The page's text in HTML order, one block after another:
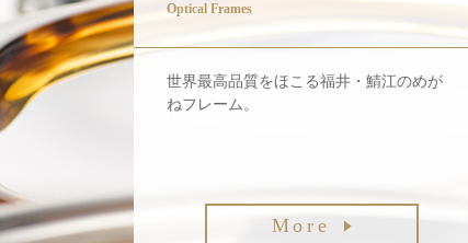
Optical Frames
世界最高品質をほこる福井・鯖江のめが
ねフレーム。
More